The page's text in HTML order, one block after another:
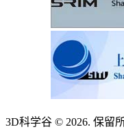
3D科学谷 © 2026. 保留